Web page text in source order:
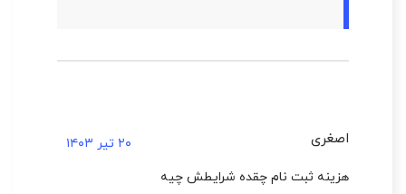
اصغری
۲۰ تیر ۱۴۰۳
هزینه ثبت نام چقده شرایطش چیه